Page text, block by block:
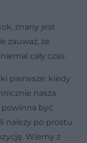
znany jest
zauważ, że
cały czas.
pierwsze: kiedy
nasza
być
należy po prostu
Wiemy z